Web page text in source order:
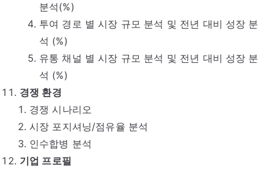
분석(%)
투여 경로 별 시장 규모 분석 및 전년 대비 성장 분
석 (%)
유통 채널 별 시장 규모 분석 및 전년 대비 성장 분
석 (%)
경쟁 환경
경쟁 시나리오
시장 포지셔닝/점유율 분석
인수합병 분석
기업 프로필